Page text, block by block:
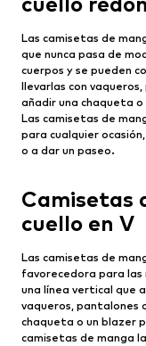
Las camisetas de
que nunca pasa de
cuerpos y se pueden
llevarlas con
añadir una chaqueta
Las camisetas de
para cualquier
o a dar un paseo.
Camisetas
cuello en V
Las camisetas de
favorecedora para las
una línea vertical que
vaqueros, pantalones
chaqueta o un blazer
camisetas de manga